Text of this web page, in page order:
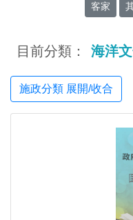
客家
目前分類： 海洋
施政分類 展開/收合